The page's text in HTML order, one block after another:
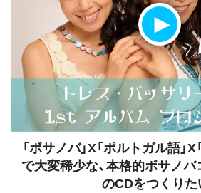
「ボサノバ」X「ポルトガル語」X
で大変稀少な、本格的ボサノ
のCDをつくりた